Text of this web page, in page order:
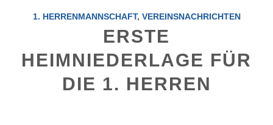
1. HERRENMANNSCHAFT, VEREINSNACHRICHTEN
ERSTE
HEIMNIEDERLAGE FÜR
DIE 1. HERREN